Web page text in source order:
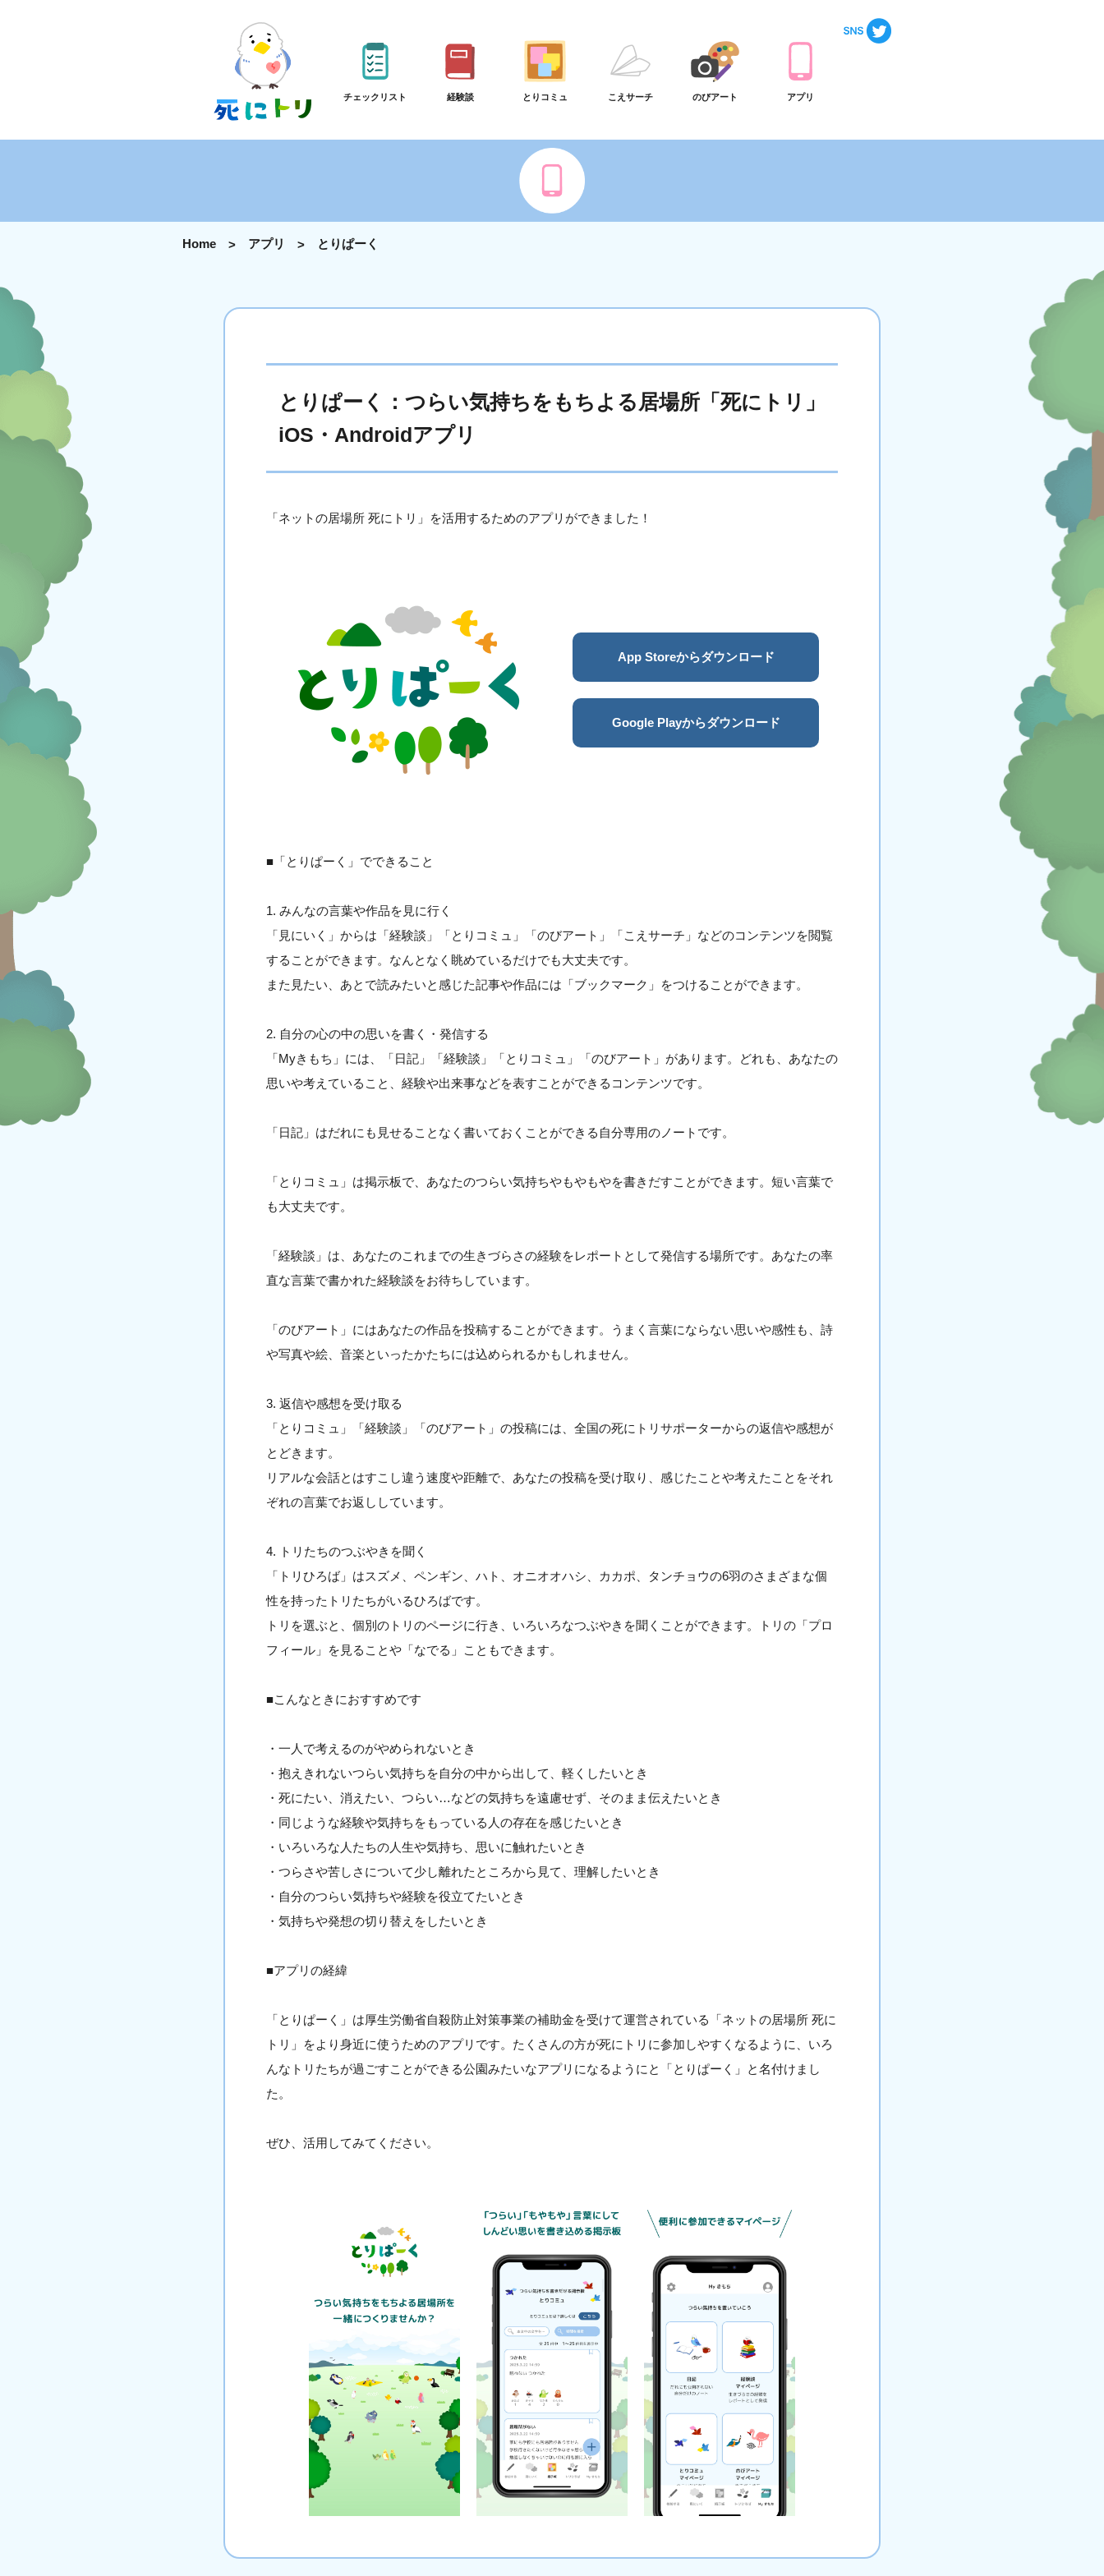
チェックリスト 経験談 とりコミュ こえサーチ のびアート アプリ
Home アプリ とりぱーく
とりぱーく： つらい気持ちをもちよる居場所「死にトリ」
iOS・Androidアプリ
「ネットの居場所 死にトリ」を活用するためのアプリができました！
App Storeからダウンロード
Google Playからダウンロード
■「とりぱーく」でできること
1. みんなの言葉や作品を見に行く
「見にいく」からは「経験談」「とりコミュ」「のびアート」「こえサーチ」などのコンテンツを閲覧
することができます。なんとなく眺めているだけでも大丈夫です。
また見たい、あとで読みたいと感じた記事や作品には「ブックマーク」をつけることができます。
2. 自分の心の中の思いを書く・発信する
「Myきもち」には、「日記」「経験談」「とりコミュ」「のびアート」があります。どれも、あなたの
思いや考えていること、経験や出来事などを表すことができるコンテンツです。
「日記」はだれにも見せることなく書いておくことができる自分専用のノートです。
「とりコミュ」は掲示板で、あなたのつらい気持ちやもやもやを書きだすことができます。短い言葉で
も大丈夫です。
「経験談」は、あなたのこれまでの生きづらさの経験をレポートとして発信する場所です。あなたの率
直な言葉で書かれた経験談をお待ちしています。
「のびアート」にはあなたの作品を投稿することができます。うまく言葉にならない思いや感性も、詩
や写真や絵、音楽といったかたちには込められるかもしれません。
3. 返信や感想を受け取る
「とりコミュ」「経験談」「のびアート」の投稿には、全国の死にトリサポーターからの返信や感想が
とどきます。
リアルな会話とはすこし違う速度や距離で、あなたの投稿を受け取り、感じたことや考えたことをそれ
ぞれの言葉でお返ししています。
4. トリたちのつぶやきを聞く
「トリひろば」はスズメ、ペンギン、ハト、オニオオハシ、カカポ、タンチョウの6羽のさまざまな個
性を持ったトリたちがいるひろばです。
トリを選ぶと、個別のトリのページに行き、いろいろなつぶやきを聞くことができます。トリの「プロ
フィール」を見ることや「なでる」こともできます。
■こんなときにおすすめです
・一人で考えるのがやめられないとき
・抱えきれないつらい気持ちを自分の中から出して、軽くしたいとき
・死にたい、消えたい、つらい…などの気持ちを遠慮せず、そのまま伝えたいとき
・同じような経験や気持ちをもっている人の存在を感じたいとき
・いろいろな人たちの人生や気持ち、思いに触れたいとき
・つらさや苦しさについて少し離れたところから見て、理解したいとき
・自分のつらい気持ちや経験を役立てたいとき
・気持ちや発想の切り替えをしたいとき
■アプリの経緯
「とりぱーく」は厚生労働省自殺防止対策事業の補助金を受けて運営されている「ネットの居場所 死に
トリ」をより身近に使うためのアプリです。たくさんの方が死にトリに参加しやすくなるように、いろ
んなトリたちが過ごすことができる公園みたいなアプリになるようにと「とりぱーく」と名付けまし
た。
ぜひ、活用してみてください。